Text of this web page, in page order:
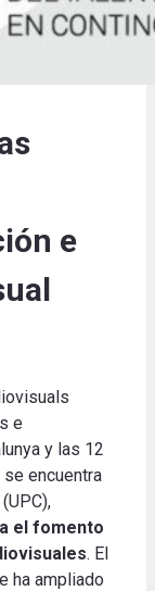
e
e
y las 12
encuentra
el fomento
. El
ha ampliado